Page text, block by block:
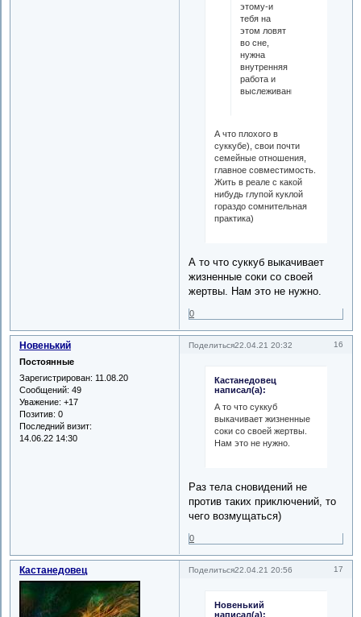
этому-и
тебя на
этом ловят
во сне,
нужна
внутренняя
работа и
выслеживание.
А что плохого в
суккубе), свои почти
семейные отношения,
главное совместимость.
Жить в реале с какой
нибудь глупой куклой
гораздо сомнительная
практика)
А то что суккуб выкачивает
жизненные соки со своей
жертвы. Нам это не нужно.
0
Поделиться 16
22.04.21 20:32
Новенький
Постоянные
Зарегистрирован: 11.08.20
Сообщений: 49
Уважение: +17
Позитив: 0
Последний визит:
14.06.22 14:30
Кастанедовец
написал(а):
А то что суккуб
выкачивает жизненные
соки со своей жертвы.
Нам это не нужно.
Раз тела сновидений не
против таких приключений, то
чего возмущаться)
0
Поделиться 17
22.04.21 20:56
Кастанедовец
Новенький
написал(а):